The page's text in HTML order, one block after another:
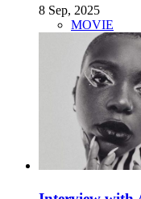
8 Sep, 2025
MOVIE